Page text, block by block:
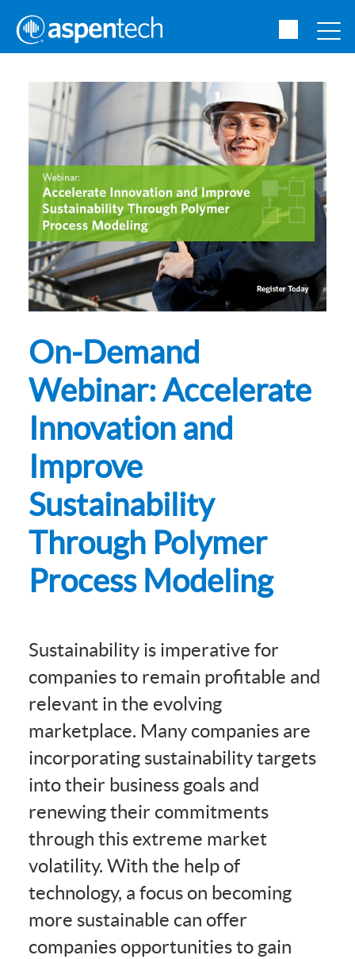
On-Demand
Webinar: Accelerate
Innovation and
Improve
Sustainability
Through Polymer
Process Modeling
Sustainability is imperative for
companies to remain profitable and
relevant in the evolving
marketplace. Many companies are
incorporating sustainability targets
into their business goals and
renewing their commitments
through this extreme market
volatility. With the help of
technology, a focus on becoming
more sustainable can offer
companies opportunities to gain